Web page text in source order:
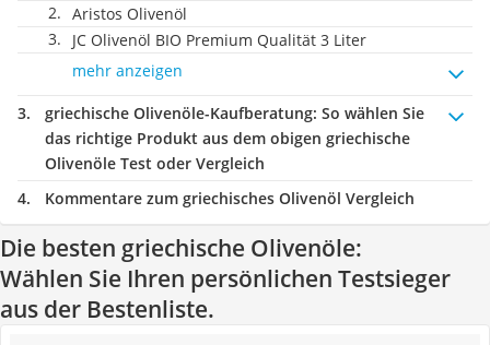
Aristos Olivenöl
JC Olivenöl BIO Premium Qualität 3 Liter
mehr anzeigen
griechische Olivenöle-Kaufberatung: So wählen Sie
das richtige Produkt aus dem obigen griechische
Olivenöle Test oder Vergleich
Kommentare zum griechisches Olivenöl Vergleich
Die besten griechische Olivenöle:
Wählen Sie Ihren persönlichen Testsieger
aus der Bestenliste.